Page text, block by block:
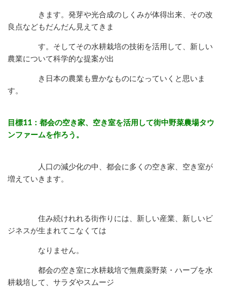
きます。 発芽や光合成のしくみが体得出来、その改
良点などもだんだん見えてきま
す。 そしてその水耕栽培の技術を活用して、新しい
農業について科学的な提案が出
き 日本の農業も豊かなものになっていくと思いま
す。
目標11：都会の空き家、空き室を活用して街中野菜農場タウ
ンファームを作ろう。
人口の減少化の中、都会に多くの空き家、空き室が
増えていきます。
住み続けれれる街作りには、新しい産業、新しいビ
ジネスが生まれてこなくては
なり ません。
都会の空き室に水耕栽培で無農薬野菜・ハーブを水
耕栽培して、サラダやスムージ